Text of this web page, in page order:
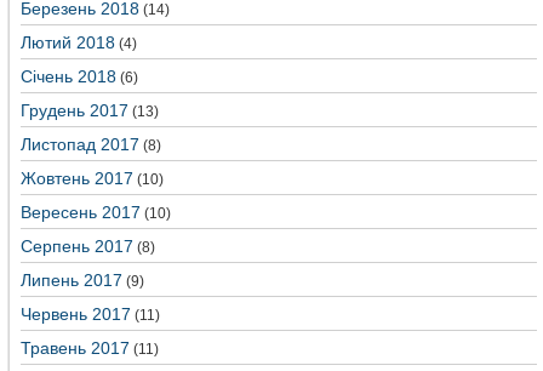
Березень 2018 (14)
Лютий 2018 (4)
Січень 2018 (6)
Грудень 2017 (13)
Листопад 2017 (8)
Жовтень 2017 (10)
Вересень 2017 (10)
Серпень 2017 (8)
Липень 2017 (9)
Червень 2017 (11)
Травень 2017 (11)